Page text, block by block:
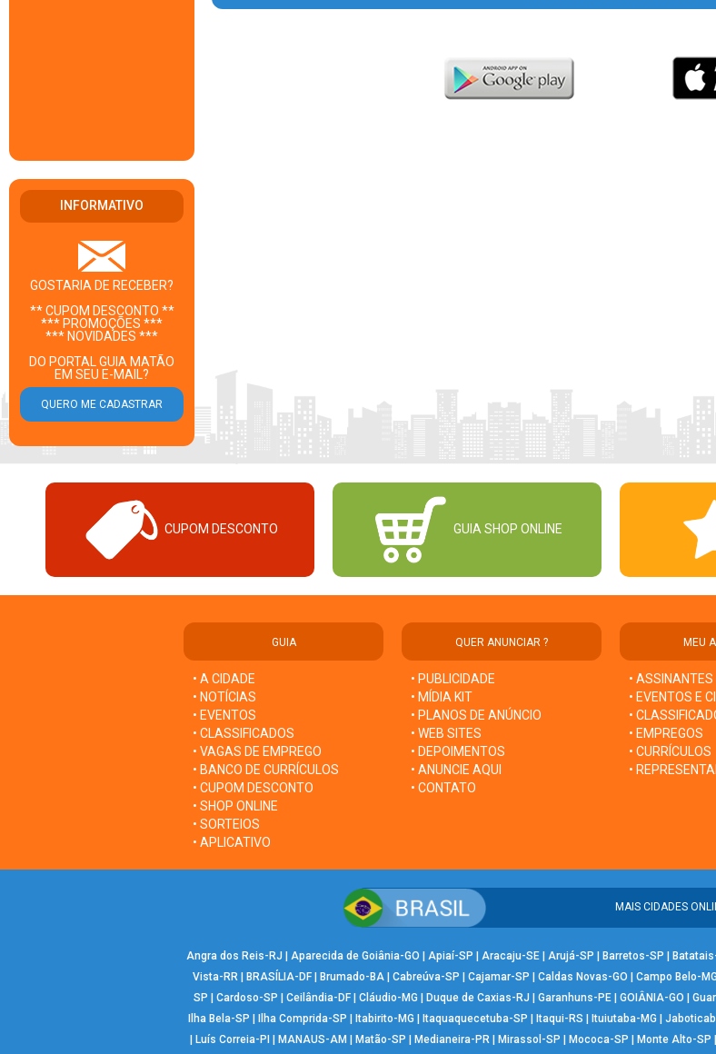
INFORMATIVO
GOSTARIA DE RECEBER?
** CUPOM DESCONTO **
*** PROMOÇÕES ***
*** NOVIDADES ***
DO PORTAL GUIA MATÃO
EM SEU E-MAIL?
CUPOM DESCONTO GUIA SHOP ONLINE
GUIA
• A CIDADE
• NOTÍCIAS
• EVENTOS
• CLASSIFICADOS
• VAGAS DE EMPREGO
• BANCO DE CURRÍCULOS
• CUPOM DESCONTO
• SHOP ONLINE
• SORTEIOS
• APLICATIVO
QUER ANUNCIAR ?
• PUBLICIDADE
• MÍDIA KIT
• PLANOS DE ANÚNCIO
• WEB SITES
• DEPOIMENTOS
• ANUNCIE AQUI
• CONTATO
MEU
•
• EVENTOS E
•
• EMPREGOS
• CURRÍCULOS
•
MAIS CIDADES
Angra dos Reis-RJ | Aparecida de Goiânia-GO | Apiaí-SP | Aracaju-SE| Arujá-SP | Barretos-SP |
Vista-RR | BRASÍLIA-DF| Brumado-BA| Cabreúva-SP | Cajamar-SP | Caldas Novas-GO | Campo Belo-MG
SP | Cardoso-SP | Ceilândia-DF | Cláudio-MG | Duque de Caxias-RJ | Garanhuns-PE | GOIÂNIA-GO |
Ilha Bela-SP | Ilha Comprida-SP | Itabirito-MG | Itaquaquecetuba-SP | Itaqui-RS | Ituiutaba-MG |
| Luís Correia-PI | MANAUS-AM | Matão-SP | Medianeira-PR | Mirassol-SP | Mococa-SP | Monte Alto-SP |